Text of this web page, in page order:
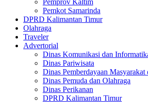
Pemprov Kaltim
Pemkot Samarinda
DPRD Kalimantan Timur
Olahraga
Traveler
Advertorial
Dinas Komunikasi dan
Dinas Pariwisata
Dinas Pemberdayaan Masyarakat
Dinas Pemuda dan Olahraga
Dinas Perikanan
DPRD Kalimantan Timur